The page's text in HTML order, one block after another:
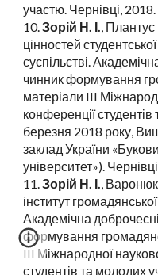
участю. Чернівці,
10.Зорій Н. І.,
цінностей
суспільстві.
чинник формування
матеріали III
конференції
березня 2018 року,
заклад України
університет»).
11.Зорій Н. І.,
інститут
Академічна
формування
III Міжнародної
студентів та молодих